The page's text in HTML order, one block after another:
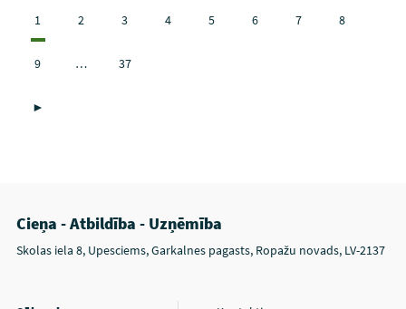
1 2 3 4 5 6 7 8
9 … 37
►
Cieņa - Atbildība - Uzņēmība
Skolas iela 8, Upesciems, Garkalnes pagasts, Ropažu novads, LV-2137